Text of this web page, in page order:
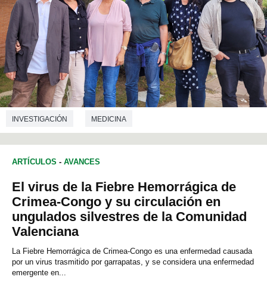
INVESTIGACIÓN MEDICINA
ARTÍCULOS - AVANCES
El virus de la Fiebre Hemorrágica de
Crimea-Congo y su circulación en
ungulados silvestres de la Comunidad
Valenciana
La Fiebre Hemorrágica de Crimea-Congo es una enfermedad causada
por un virus trasmitido por garrapatas, y se considera una enfermedad
emergente en...